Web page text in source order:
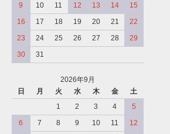
9
10 11 12 13 14
15
16
17 18 19 20 21
22
23
24 25 26 27 28
29
30
31
2026年9月
日
月 火 水 木 金
土
1
2 3 4
5
6
7 8 9 10 11
12